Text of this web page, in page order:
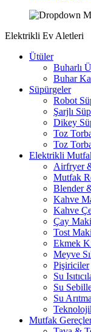
Elektrikli Ev Aletleri
Ütüler
Buharlı
Buhar
Süpürgeler
Robot
Şarjlı
Dikey
Toz
Toz
Elektrikli
Airfryer
Mutfak
Blender
Kahve
Kahve
Çay
Tost
Ekmek
Meyve
Pişiriciler
Su
Su
Su
Mutfak